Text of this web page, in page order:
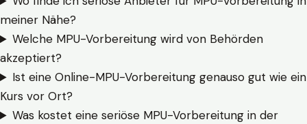
meiner Nähe?
Welche MPU-Vorbereitung wird von Behörden
akzeptiert?
Ist eine Online-MPU-Vorbereitung genauso gut wie ein
Kurs vor Ort?
Was kostet eine seriöse MPU-Vorbereitung in der